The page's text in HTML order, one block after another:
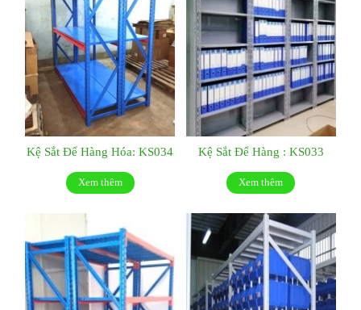
Kệ Sắt Để Hàng Hóa: KS034
Xem thêm
Kệ Sắt Để Hàng : KS033
Xem thêm